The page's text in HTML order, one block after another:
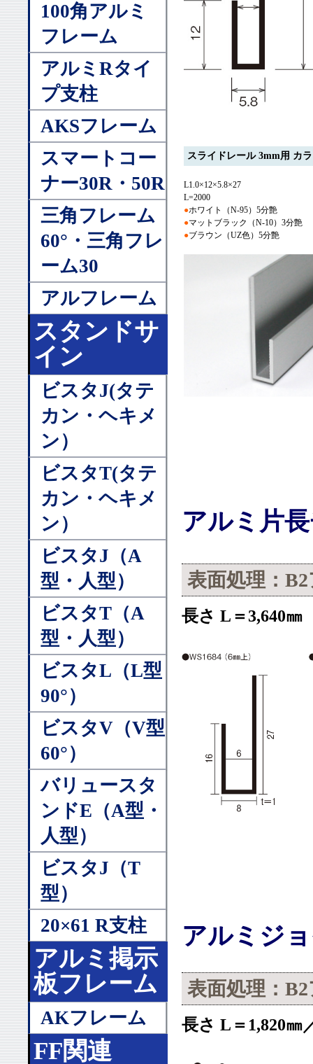
100角アルミ
フレーム
アルミRタイ
プ支柱
AKSフレーム
スマートコー
ナー30R・50R
三角フレーム
60°・三角フレ
ーム30
アルフレーム
スタンドサ
イン
ビスタJ(タテ
カン・ヘキメ
ン）
ビスタT(タテ
カン・ヘキメ
ン）
ビスタJ（A
型・人型）
ビスタT（A
型・人型）
ビスタL（L型
90°）
ビスタV（V型
60°）
バリュースタ
ンドE（A型・
人型）
ビスタJ（T
型）
20×61 R支柱
アルミ掲示
板フレーム
AKフレーム
FF関連
スライドレール 3mm用 カ
L1.0×12×5.8×27
L=2000
●ホワイト（N-95）5分艶
●マットブラック（N-10）3分艶
●ブラウン（UZ色）5分艶
アルミ片
表面処理：
長さ L＝3,640㎜
アルミジ
表面処理：
長さ L＝1,820㎜